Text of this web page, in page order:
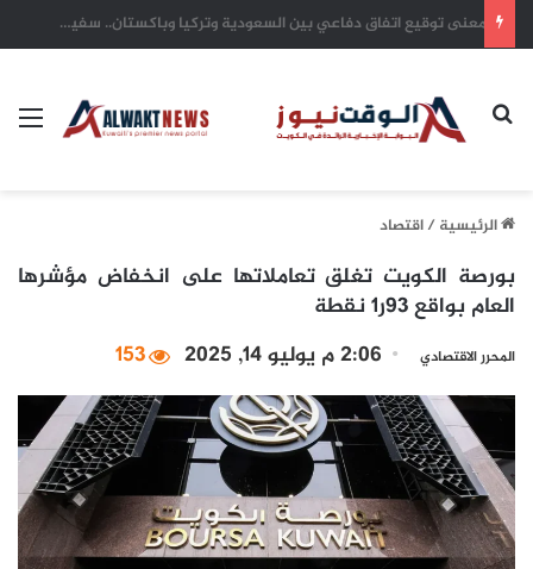
بحث عن
الرئيسية/اقتصاد
بورصة الكويت تغلق تعاملاتها على انخفاض مؤشرها
العام بواقع 93ر1 نقطة
المحرر الاقتصادي 2:06 م يوليو 14, 2025 153